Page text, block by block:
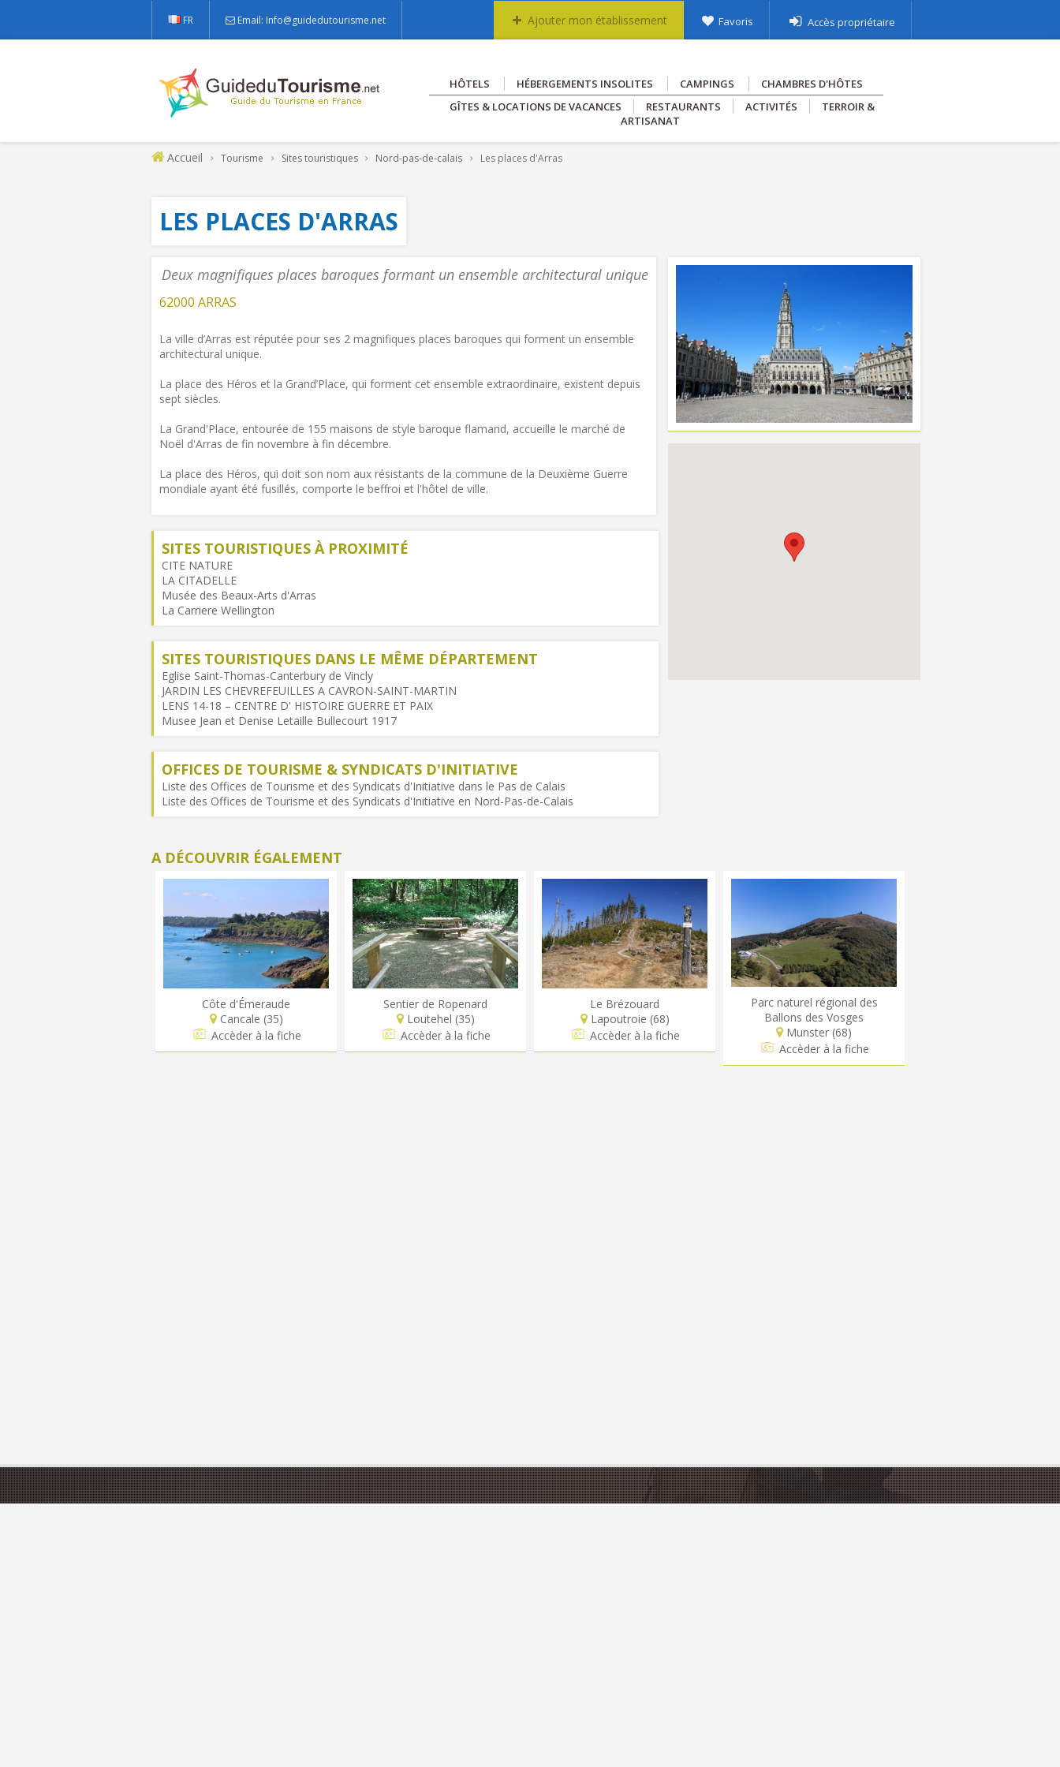
FR Email: Info@guidedutourisme.net Ajouter mon établissement Favoris Accès propriétaire
HÔTELS HÉBERGEMENTS INSOLITES CAMPINGS
CHAMBRES D'HÔTES
GÎTES & LOCATIONS DE VACANCES
RESTAURANTS ACTIVITÉS
TERROIR &
ARTISANAT
Accueil Tourisme Sites touristiques Nord-pas-de-calais Les places d'Arras
LES PLACES D'ARRAS
Deux magnifiques places baroques formant un ensemble architectural unique
62000 ARRAS
La ville d’Arras est réputée pour ses 2 magnifiques places baroques qui forment un ensemble
architectural unique.
La place des Héros et la Grand’Place, qui forment cet ensemble extraordinaire, existent depuis
sept siècles.
La Grand'Place, entourée de 155 maisons de style baroque flamand, accueille le marché de
Noël d'Arras de fin novembre à fin décembre.
La place des Héros, qui doit son nom aux résistants de la commune de la Deuxième Guerre
mondiale ayant été fusillés, comporte le beffroi et l'hôtel de ville.
SITES TOURISTIQUES À PROXIMITÉ
CITE NATURE
LA CITADELLE
Musée des Beaux-Arts d'Arras
La Carriere Wellington
SITES TOURISTIQUES DANS LE MÊME DÉPARTEMENT
Eglise Saint-Thomas-Canterbury de Vincly
JARDIN LES CHEVREFEUILLES A CAVRON-SAINT-MARTIN
LENS 14-18 – CENTRE D' HISTOIRE GUERRE ET PAIX
Musee Jean et Denise Letaille Bullecourt 1917
OFFICES DE TOURISME & SYNDICATS D'INITIATIVE
Liste des Offices de Tourisme et des Syndicats d'Initiative dans le Pas de Calais
Liste des Offices de Tourisme et des Syndicats d'Initiative en Nord-Pas-de-Calais
A DÉCOUVRIR ÉGALEMENT
Côte d'Émeraude
Cancale (35)
Accèder à la fiche
Sentier de Ropenard
Loutehel (35)
Accèder à la fiche
Le Brézouard
Lapoutroie (68)
Accèder à la fiche
Parc naturel régional des
Ballons des Vosges
Munster (68)
Accèder à la fiche